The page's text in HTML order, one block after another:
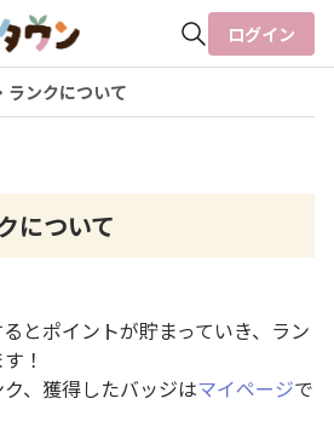
ログイン
ランクについて
について
とポイントが貯まっていき、ラン
！
、獲得したバッジはマイページで